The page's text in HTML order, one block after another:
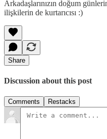
Arkadaşlarınızın doğum
ilişkilerin de kurtarıcısı :)
Share
Discussion about this post
Comments Restacks